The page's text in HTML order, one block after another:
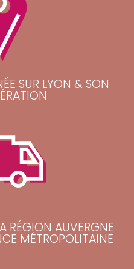
SUR LYON & SON
RÉGION AUVERGNE
MÉTROPOLITAINE